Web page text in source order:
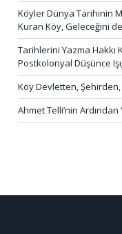
Köyler Dünya Tarihinin
Kuran Köy, Geleceğini
Tarihlerini Yazma Hakkı
Postkolonyal Düşünce
Köy Devletten,
Ahmet Telli’nin